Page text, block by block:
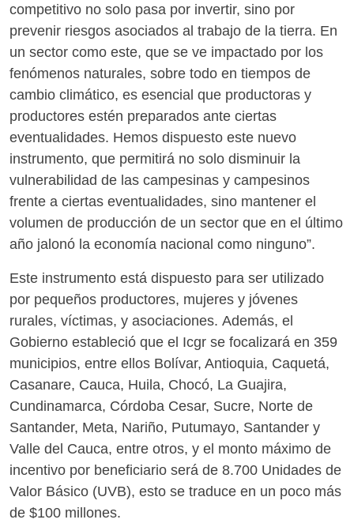
competitivo no solo pasa por invertir, sino por
prevenir riesgos asociados al trabajo de la tierra. En
un sector como este, que se ve impactado por los
fenómenos naturales, sobre todo en tiempos de
cambio climático, es esencial que productoras y
productores estén preparados ante ciertas
eventualidades. Hemos dispuesto este nuevo
instrumento, que permitirá no solo disminuir la
vulnerabilidad de las campesinas y campesinos
frente a ciertas eventualidades, sino mantener el
volumen de producción de un sector que en el último
año jalonó la economía nacional como ninguno”.
Este instrumento está dispuesto para ser utilizado
por pequeños productores, mujeres y jóvenes
rurales, víctimas, y asociaciones. Además, el
Gobierno estableció que el Icgr se focalizará en 359
municipios, entre ellos Bolívar, Antioquia, Caquetá,
Casanare, Cauca, Huila, Chocó, La Guajira,
Cundinamarca, Córdoba Cesar, Sucre, Norte de
Santander, Meta, Nariño, Putumayo, Santander y
Valle del Cauca, entre otros, y el monto máximo de
incentivo por beneficiario será de 8.700 Unidades de
Valor Básico (UVB), esto se traduce en un poco más
de $100 millones.